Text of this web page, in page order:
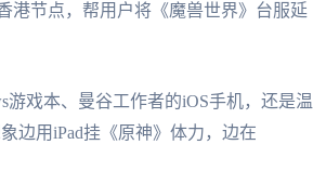
港节点，帮用户将《魔兽世界》台服延
戏本、曼谷工作者的iOS手机，还是温
边用iPad挂《原神》体力，边在